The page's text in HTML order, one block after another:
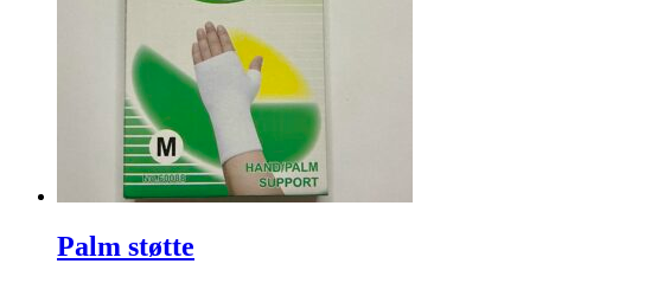
Palm støtte